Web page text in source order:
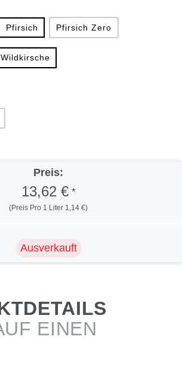
Pfirsich Pfirsich Zero
Wildkirsche
Preis:
13,62 €*
(Preis Pro 1 Liter 1,14 €)
Ausverkauft
EINEN